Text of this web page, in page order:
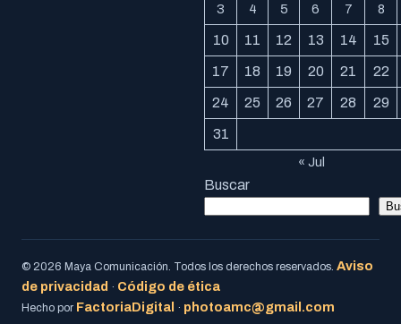
3 4 5 6 7 8
10 11 12 13 14 15
17 18 19 20 21 22
24 25 26 27 28 29
31
« Jul
Buscar
© 2026 Maya Comunicación. Todos los derechos reservados. Aviso
de privacidad · Código de ética
Hecho por FactoriaDigital · photoamc@gmail.com